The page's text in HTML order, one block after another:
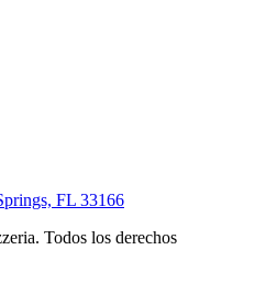
FL 33166
Todos los derechos